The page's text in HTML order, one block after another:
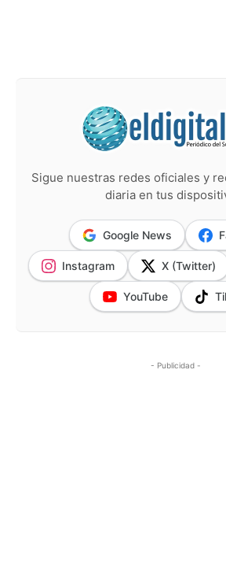
Sigue nuestras redes oficiales y
diaria en tus
Google News
Instagram X (Twitter)
YouTube
- Publicidad -